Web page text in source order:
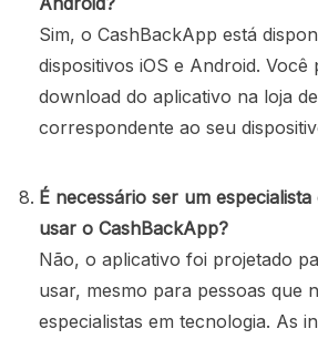
Sim, o CashBackApp está
dispositivos iOS e Android. Você
download do aplicativo na loja
correspondente ao seu
É necessário ser um
usar o CashBackApp?
Não, o aplicativo foi projetado
usar, mesmo para pessoas que
especialistas em tecnologia. As